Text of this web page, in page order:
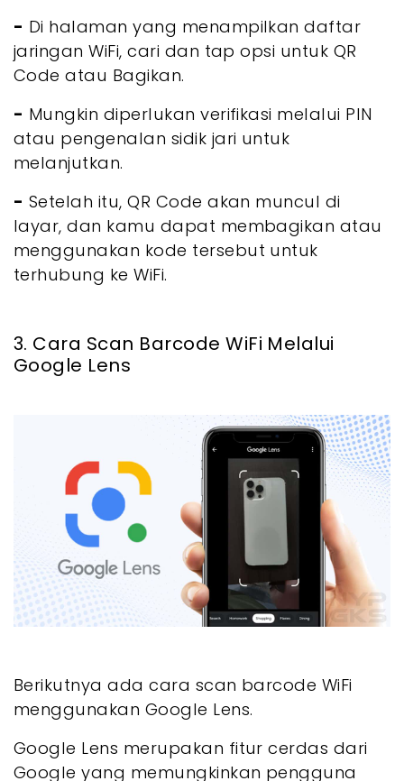
- Di halaman yang menampilkan daftar
jaringan WiFi, cari dan tap opsi untuk QR
Code atau Bagikan.
- Mungkin diperlukan verifikasi melalui PIN
atau pengenalan sidik jari untuk
melanjutkan.
- Setelah itu, QR Code akan muncul di
layar, dan kamu dapat membagikan atau
menggunakan kode tersebut untuk
terhubung ke WiFi.
3. Cara Scan Barcode WiFi Melalui
Google Lens
Berikutnya ada cara scan barcode WiFi
menggunakan Google Lens.
Google Lens merupakan fitur cerdas dari
Google yang memungkinkan pengguna